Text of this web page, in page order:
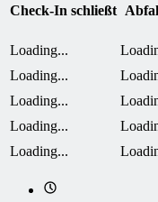
Check-In schließt
Loading...
Loading...
Loading...
Loading...
Loading...